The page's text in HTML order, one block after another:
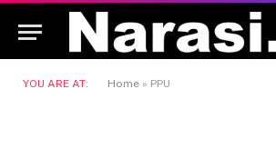
YOU ARE AT: Home » PPU